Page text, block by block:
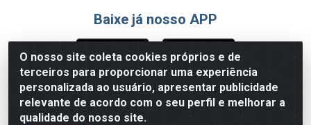
O nosso site coleta cookies próprios e de
terceiros para proporcionar uma experiência
personalizada ao usuário, apresentar publicidade
relevante de acordo com o seu perfil e melhorar a
qualidade do nosso site.
Baixe já nosso APP
Formas de Pagamento